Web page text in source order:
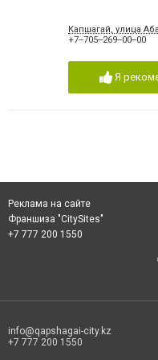
Капшагай, улица
+7‒705‒269‒00‒00
Я
Реклама на сайте
Франшиза "CitySites"
+7 777 200 1550
info@qapshagai-city.kz
+7 777 200 1550